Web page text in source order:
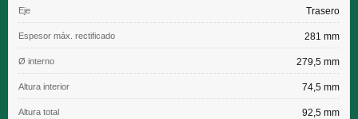
Eje Trasero
Espesor máx. rectificado 281 mm
Ø interno 279,5 mm
Altura interior 74,5 mm
Altura total 92,5 mm